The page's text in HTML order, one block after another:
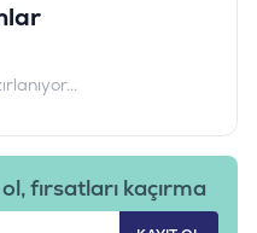
fırsatları kaçırma